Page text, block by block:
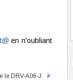
en n'oubliant
le DRV-A06-J